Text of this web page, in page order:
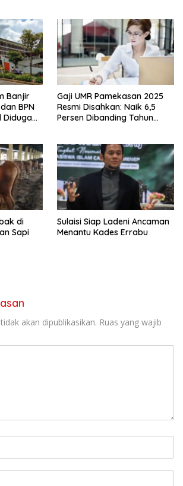
Banjir
BPN
Diduga
Gaji UMR Pamekasan 2025
Resmi Disahkan: Naik 6,5
Persen Dibanding Tahun
di
Sapi
Sulaisi Siap Ladeni Ancaman
Menantu Kades Errabu
akan dipublikasikan. Ruas yang wajib